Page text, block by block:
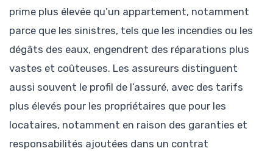
prime plus élevée qu’un appartement, notamment
parce que les sinistres, tels que les incendies ou les
dégâts des eaux, engendrent des réparations plus
vastes et coûteuses. Les assureurs distinguent
aussi souvent le profil de l’assuré, avec des tarifs
plus élevés pour les propriétaires que pour les
locataires, notamment en raison des garanties et
responsabilités ajoutées dans un contrat